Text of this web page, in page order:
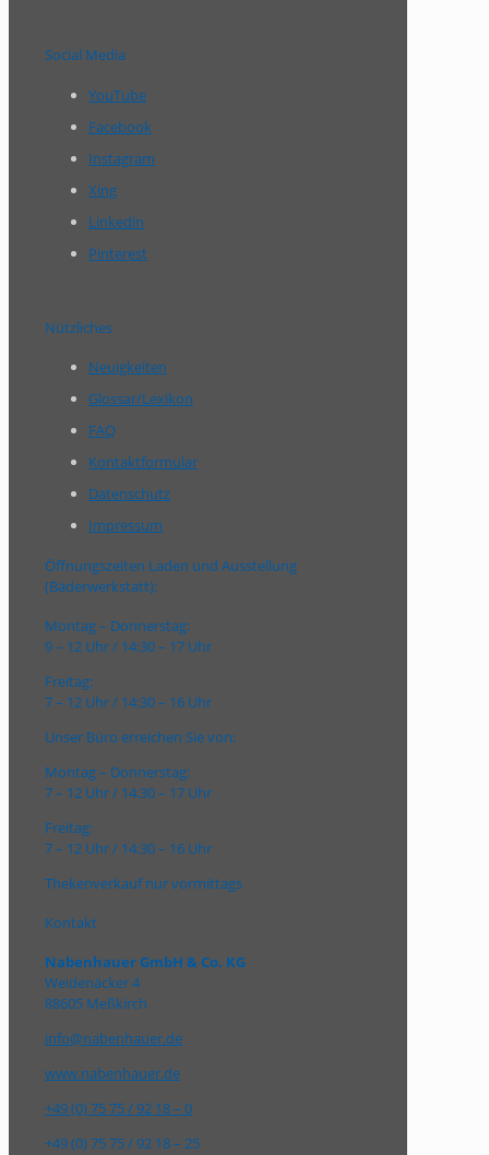
Social Media
YouTube
Facebook
Instagram
Xing
Linkedin
Pinterest
Nützliches
Neuigkeiten
Glossar/Lexikon
FAQ
Kontaktformular
Datenschutz
Impressum
Öffnungszeiten Laden und Ausstellung
(Bäderwerkstatt):
Montag – Donnerstag:
9 – 12 Uhr / 14:30 – 17 Uhr
Freitag:
7 – 12 Uhr / 14:30 – 16 Uhr
Unser Büro erreichen Sie von:
Montag – Donnerstag:
7 – 12 Uhr / 14:30 – 17 Uhr
Freitag:
7 – 12 Uhr / 14:30 – 16 Uhr
Thekenverkauf nur vormittags
Kontakt
Nabenhauer GmbH & Co. KG
Weidenäcker 4
88605 Meßkirch
info@nabenhauer.de
www.nabenhauer.de
+49 (0) 75 75 / 92 18 – 0
+49 (0) 75 75 / 92 18 – 25